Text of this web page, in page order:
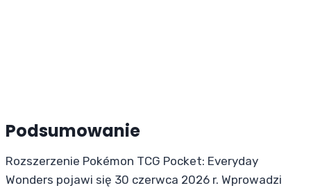
Podsumowanie
Rozszerzenie Pokémon TCG Pocket: Everyday
Wonders pojawi się 30 czerwca 2026 r. Wprowadzi